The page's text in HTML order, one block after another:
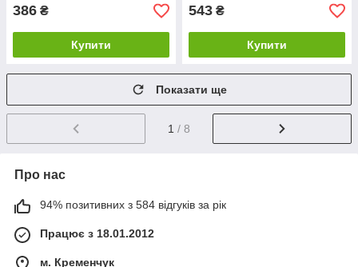
386 ₴
Купити
543 ₴
Купити
Показати ще
1 / 8
Про нас
94% позитивних з 584 відгуків за рік
Працює з 18.01.2012
м. Кременчук